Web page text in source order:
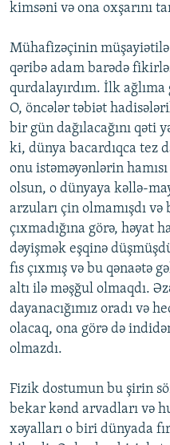
kimsəni və ona oxşarını
Mühafizəçinin müşayiətilə
qəribə adam barədə
qurdalayırdım. İlk
O, öncələr təbiət
bir gün dağılacağını qəti
ki, dünya bacardıqca tez
onu istəməyənlərin
olsun, o dünyaya kəllə-
arzuları çin olmamışdı
çıxmadığına görə, həyat
dəyişmək eşqinə
fıs çıxmış və bu qənaətə
altı ilə məşğul olmaqdı.
dayanacığımız oradı və
olacaq, ona görə də
olmazdı.
Fizik dostumun bu şirin
bekar kənd arvadları və
xəyalları o biri dünyada